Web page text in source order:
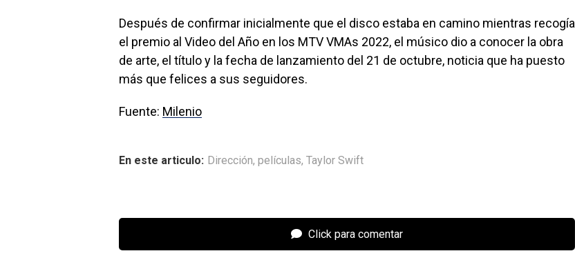
Después de confirmar inicialmente que el disco estaba en camino mientras recogía
el premio al Video del Año en los MTV VMAs 2022, el músico dio a conocer la obra
de arte, el título y la fecha de lanzamiento del 21 de octubre, noticia que ha puesto
más que felices a sus seguidores.
Fuente: Milenio
En este articulo: Dirección, películas, Taylor Swift
Click para comentar